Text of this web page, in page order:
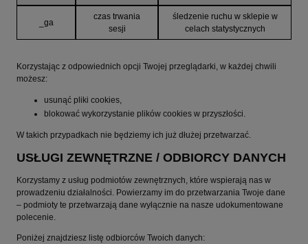
_ga
czas trwania
sesji
śledzenie ruchu w sklepie w
celach statystycznych
Korzystając z odpowiednich opcji Twojej przeglądarki, w każdej chwili
możesz:
usunąć pliki cookies,
blokować wykorzystanie plików cookies w przyszłości.
W takich przypadkach nie będziemy ich już dłużej przetwarzać.
USŁUGI ZEWNĘTRZNE / ODBIORCY DANYCH
Korzystamy z usług podmiotów zewnętrznych, które wspierają nas w
prowadzeniu działalności. Powierzamy im do przetwarzania Twoje dane
– podmioty te przetwarzają dane wyłącznie na nasze udokumentowane
polecenie.
Poniżej znajdziesz listę odbiorców Twoich danych: